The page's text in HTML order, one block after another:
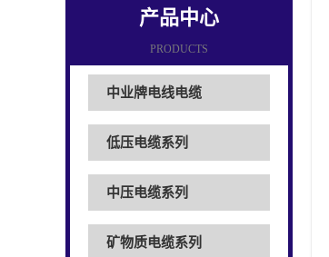
产品中心
PRODUCTS
中业牌电线电缆
低压电缆系列
中压电缆系列
矿物质电缆系列